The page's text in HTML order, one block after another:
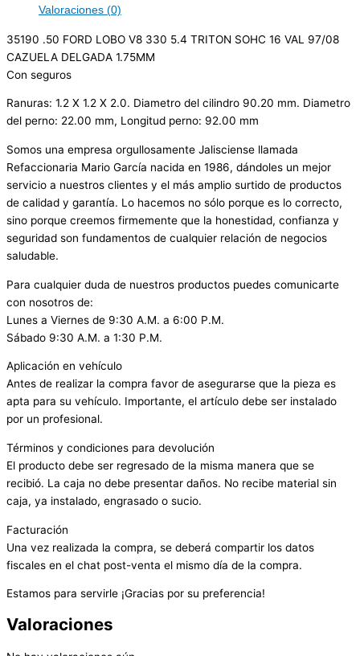
Valoraciones (0)
35190 .50 FORD LOBO V8 330 5.4 TRITON SOHC 16 VAL 97/08
CAZUELA DELGADA 1.75MM
Con seguros
Ranuras: 1.2 X 1.2 X 2.0. Diametro del cilindro 90.20 mm. Diametro
del perno: 22.00 mm, Longitud perno: 92.00 mm
Somos una empresa orgullosamente Jalisciense llamada
Refaccionaria Mario García nacida en 1986, dándoles un mejor
servicio a nuestros clientes y el más amplio surtido de productos
de calidad y garantía. Lo hacemos no sólo porque es lo correcto,
sino porque creemos firmemente que la honestidad, confianza y
seguridad son fundamentos de cualquier relación de negocios
saludable.
Para cualquier duda de nuestros productos puedes comunicarte
con nosotros de:
Lunes a Viernes de 9:30 A.M. a 6:00 P.M.
Sábado 9:30 A.M. a 1:30 P.M.
Aplicación en vehículo
Antes de realizar la compra favor de asegurarse que la pieza es
apta para su vehículo. Importante, el artículo debe ser instalado
por un profesional.
Términos y condiciones para devolución
El producto debe ser regresado de la misma manera que se
recibió. La caja no debe presentar daños. No recibe material sin
caja, ya instalado, engrasado o sucio.
Facturación
Una vez realizada la compra, se deberá compartir los datos
fiscales en el chat post-venta el mismo día de la compra.
Estamos para servirle ¡Gracias por su preferencia!
Valoraciones